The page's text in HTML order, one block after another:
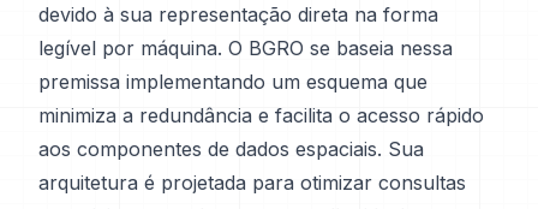
devido à sua representação direta na forma
legível por máquina. O BGRO se baseia nessa
premissa implementando um esquema que
minimiza a redundância e facilita o acesso rápido
aos componentes de dados espaciais. Sua
arquitetura é projetada para otimizar consultas